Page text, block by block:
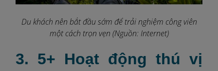
Du khách nên bắt đầu sớm để trải nghiệm công viên
một cách trọn vẹn (Nguồn: Internet)
3. 5+ Hoạt động thú vị